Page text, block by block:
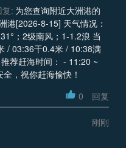
复: 为您查询附近大洲港的
港[2026-8-15] 天气情况：
；2级南风；1-1.2浪 当
/ 03:36干0.4米 / 10:38满
荐赶海时间： - 11:20 ~
，祝你赶海愉快！
0 回复
刚刚